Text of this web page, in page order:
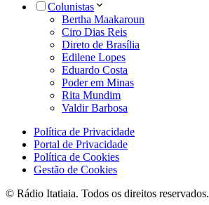
Colunistas
Bertha Maakaroun
Ciro Dias Reis
Direto de Brasília
Edilene Lopes
Eduardo Costa
Poder em Minas
Rita Mundim
Valdir Barbosa
Política de Privacidade
Portal de Privacidade
Política de Cookies
Gestão de Cookies
© Rádio Itatiaia. Todos os direitos reservados.